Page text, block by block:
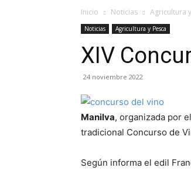
Inicio Noticias Agricultura
Noticias Agricultura y Pesca
XIV
24 noviembre 2022
Manilva, organizada por
tradicional Concurso de
Según informa el edil